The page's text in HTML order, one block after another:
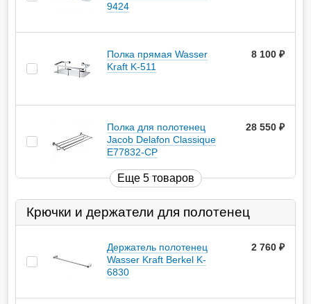
9424
Полка прямая Wasser
Kraft K-511
8 100
Полка для полотенец
Jacob Delafon Classique
E77832-CP
28 550
Еще 5 товаров
Крючки и держатели для полотенец
Держатель полотенец
Wasser Kraft Berkel K-
6830
2 760